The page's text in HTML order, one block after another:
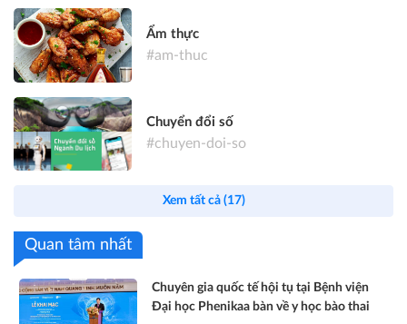
Ẩm thực
#am-thuc
Chuyển đổi số
#chuyen-doi-so
Xem tất cả (17)
Quan tâm nhất
Chuyên gia quốc tế hội tụ tại Bệnh viện
Đại học Phenikaa bàn về y học bào thai